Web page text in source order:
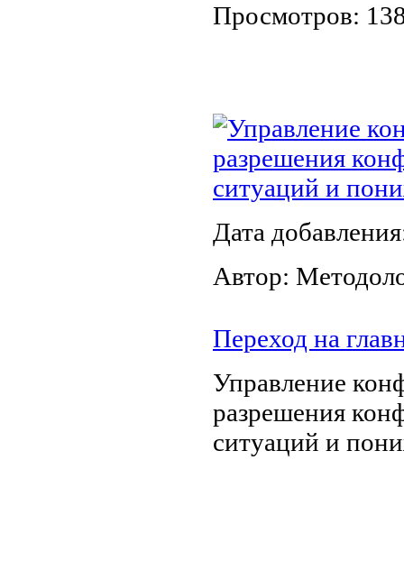
Просмотров:
Управление
разрешения
ситуаций и
Дата
Автор:
Переход на
Управление
разрешения
ситуаций и